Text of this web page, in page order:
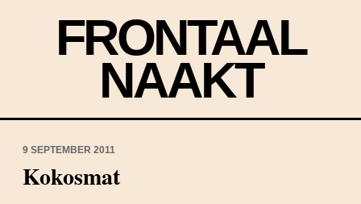
FRONTAAL
NAAKT
9 SEPTEMBER 2011
Kokosmat